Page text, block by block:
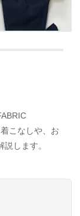
こなしや、お
します。